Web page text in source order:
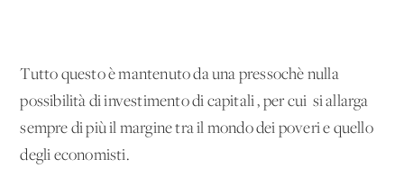
Tutto questo è mantenuto da una pressochè nulla
possibilità di investimento di capitali , per cui si allarga
sempre di più il margine tra il mondo dei poveri e quello
degli economisti.